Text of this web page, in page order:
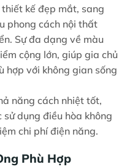
kế đẹp mắt, sang
phong cách nội thất
Sự đa dạng về màu
cộng lớn, giúp gia chủ
hợp với không gian sống
năng cách nhiệt tốt,
dụng điều hòa không
chi phí điện năng.
Phù Hợp